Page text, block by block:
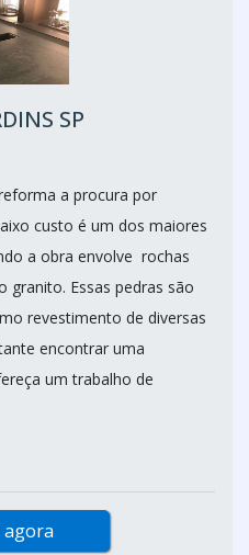
SP
a procura por
custo é um dos maiores
a obra envolve rochas
Essas pedras são
revestimento de diversas
encontrar uma
um trabalho de